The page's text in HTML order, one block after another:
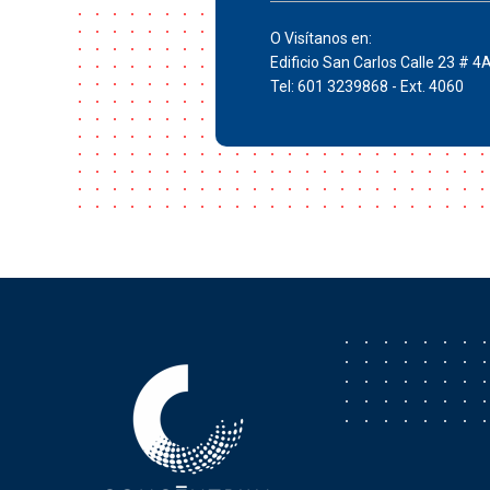
O Visítanos en:
Edificio San Carlos Calle 23 #
Tel: 601 3239868 - Ext. 4060